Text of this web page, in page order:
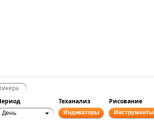
Теханализ Рисование
День Индикаторы Инструменты